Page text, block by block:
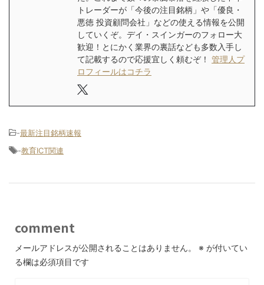
トレーダーが「今後の注目銘柄」や「優良・
悪徳 投資顧問会社」などの使える情報を公開
していくぞ。デイ・スインガーのフォロー大
歓迎！とにかく業界の裏話なども多数入手し
て記載するので応援宜しく頼むぞ！ 管理人プ
ロフィールはコチラ
-最新注目銘柄速報
-教育ICT関連
comment
メールアドレスが公開されることはありません。 ※ が付いてい
る欄は必須項目です